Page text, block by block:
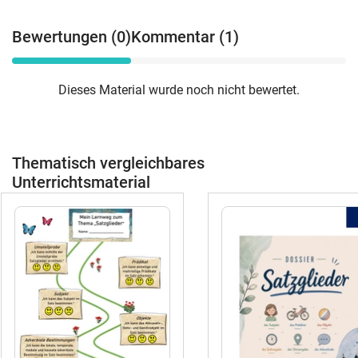
Faden: Das Material begleitet strukturiert
durch die gesamte Einheit – vom ersten
bis zur Unterscheidung von
"Satzglieder-Zug", haptischen Fächern
und strukturierten Prüfungsformaten
spricht alle Lerntypen an.Zeitersparnis:
Die fertige Lernzielkontrolle inklusive
Bewertungsbogen nimmt gerade im
anspruchsvollen Endspurt vor dem
Schuljahresende enorm viel
Vorbereitungsarbeit ab.Folgende 5
Materialien sind in diesem Komplett-Set
enthalten:🧩 Einführung (Tafelmaterial):
Anschauliche Wort- und Bildkarten für
die Tafel zur gemeinsamen Erarbeitung
Bewertungen (0)Kommentar (1)
Dieses Material wurde noch nicht bewertet.
Thematisch vergleichbares
Unterrichtsmaterial